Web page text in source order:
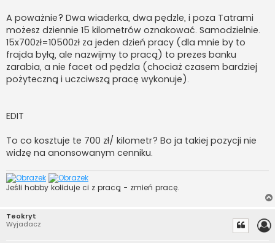
A poważnie? Dwa wiaderka, dwa pędzle, i poza Tatrami
możesz dziennie 15 kilometrów oznakować. Samodzielnie.
15x700zł=10500zł za jeden dzień pracy (dla mnie by to
frajda byłą, ale nazwijmy to pracą) to prezes banku
zarabia, a nie facet od pędzla (chociaż czasem bardziej
pożyteczną i uczciwszą pracę wykonuje).
EDIT
To co kosztuje te 700 zł/ kilometr? Bo ja takiej pozycji nie
widzę na anonsowanym cenniku.
Jeśli hobby koliduje ci z pracą - zmień pracę.
Teokryt
Wyjadacz